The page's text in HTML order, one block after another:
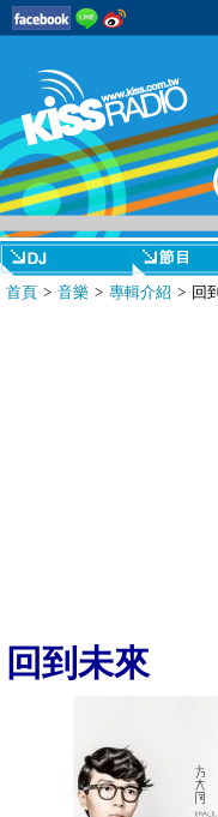
首頁 > 音樂 > 專輯介紹 > 回
回到未來